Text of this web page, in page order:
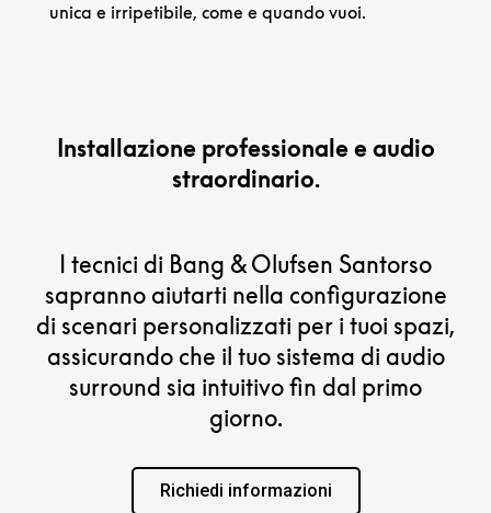
unica e irripetibile, come e quando vuoi.
Installazione professionale e audio
straordinario.
I tecnici di Bang & Olufsen Santorso
sapranno aiutarti nella configurazione
di scenari personalizzati per i tuoi spazi,
assicurando che il tuo sistema di audio
surround sia intuitivo fin dal primo
giorno.
Richiedi informazioni